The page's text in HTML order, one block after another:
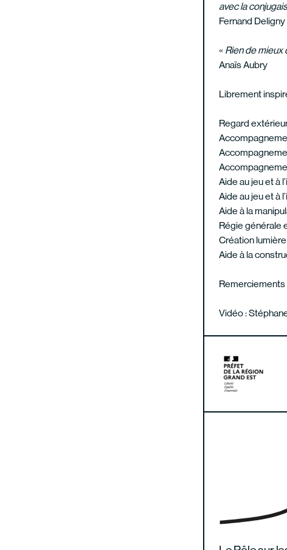
avec la
Fernand Deligny
« Rien de mieux
Anaïs Aubry
Librement
Regard
Aide au jeu et à
Aide au jeu et à
Aide à la
Régie générale
Création
Aide à la
Remerciements
Vidéo :